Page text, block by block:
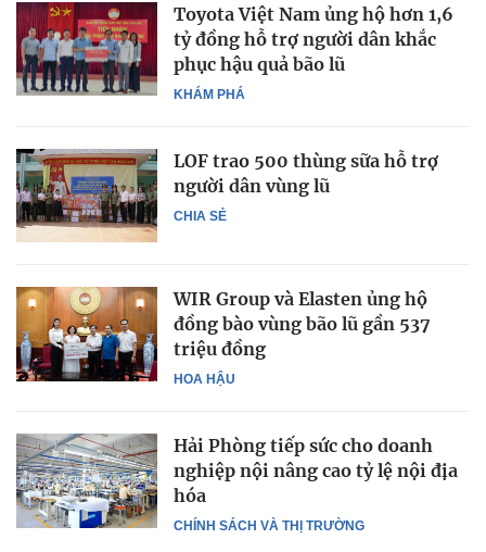
KHÁM PHÁ
Toyota Việt Nam ủng hộ hơn 1,6
tỷ đồng hỗ trợ người dân khắc
phục hậu quả bão lũ
CHIA SẺ
LOF trao 500 thùng sữa hỗ trợ
người dân vùng lũ
HOA HẬU
WIR Group và Elasten ủng hộ
đồng bào vùng bão lũ gần 537
triệu đồng
CHÍNH SÁCH VÀ THỊ TRƯỜNG
Hải Phòng tiếp sức cho doanh
nghiệp nội nâng cao tỷ lệ nội địa
hóa